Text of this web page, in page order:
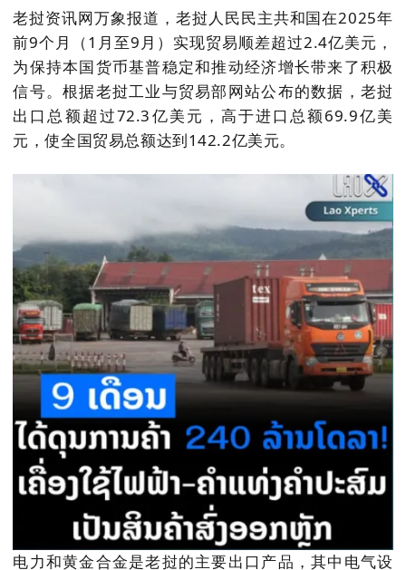
老挝资讯网万象报道，老挝人民民主共和国在2025年
前9个月（1月至9月）实现贸易顺差超过2.4亿美元，
为保持本国货币基普稳定和推动经济增长带来了积极
信号。根据老挝工业与贸易部网站公布的数据，老挝
出口总额超过72.3亿美元，高于进口总额69.9亿美
元，使全国贸易总额达到142.2亿美元。
电力和黄金合金是老挝的主要出口产品，其中电气设